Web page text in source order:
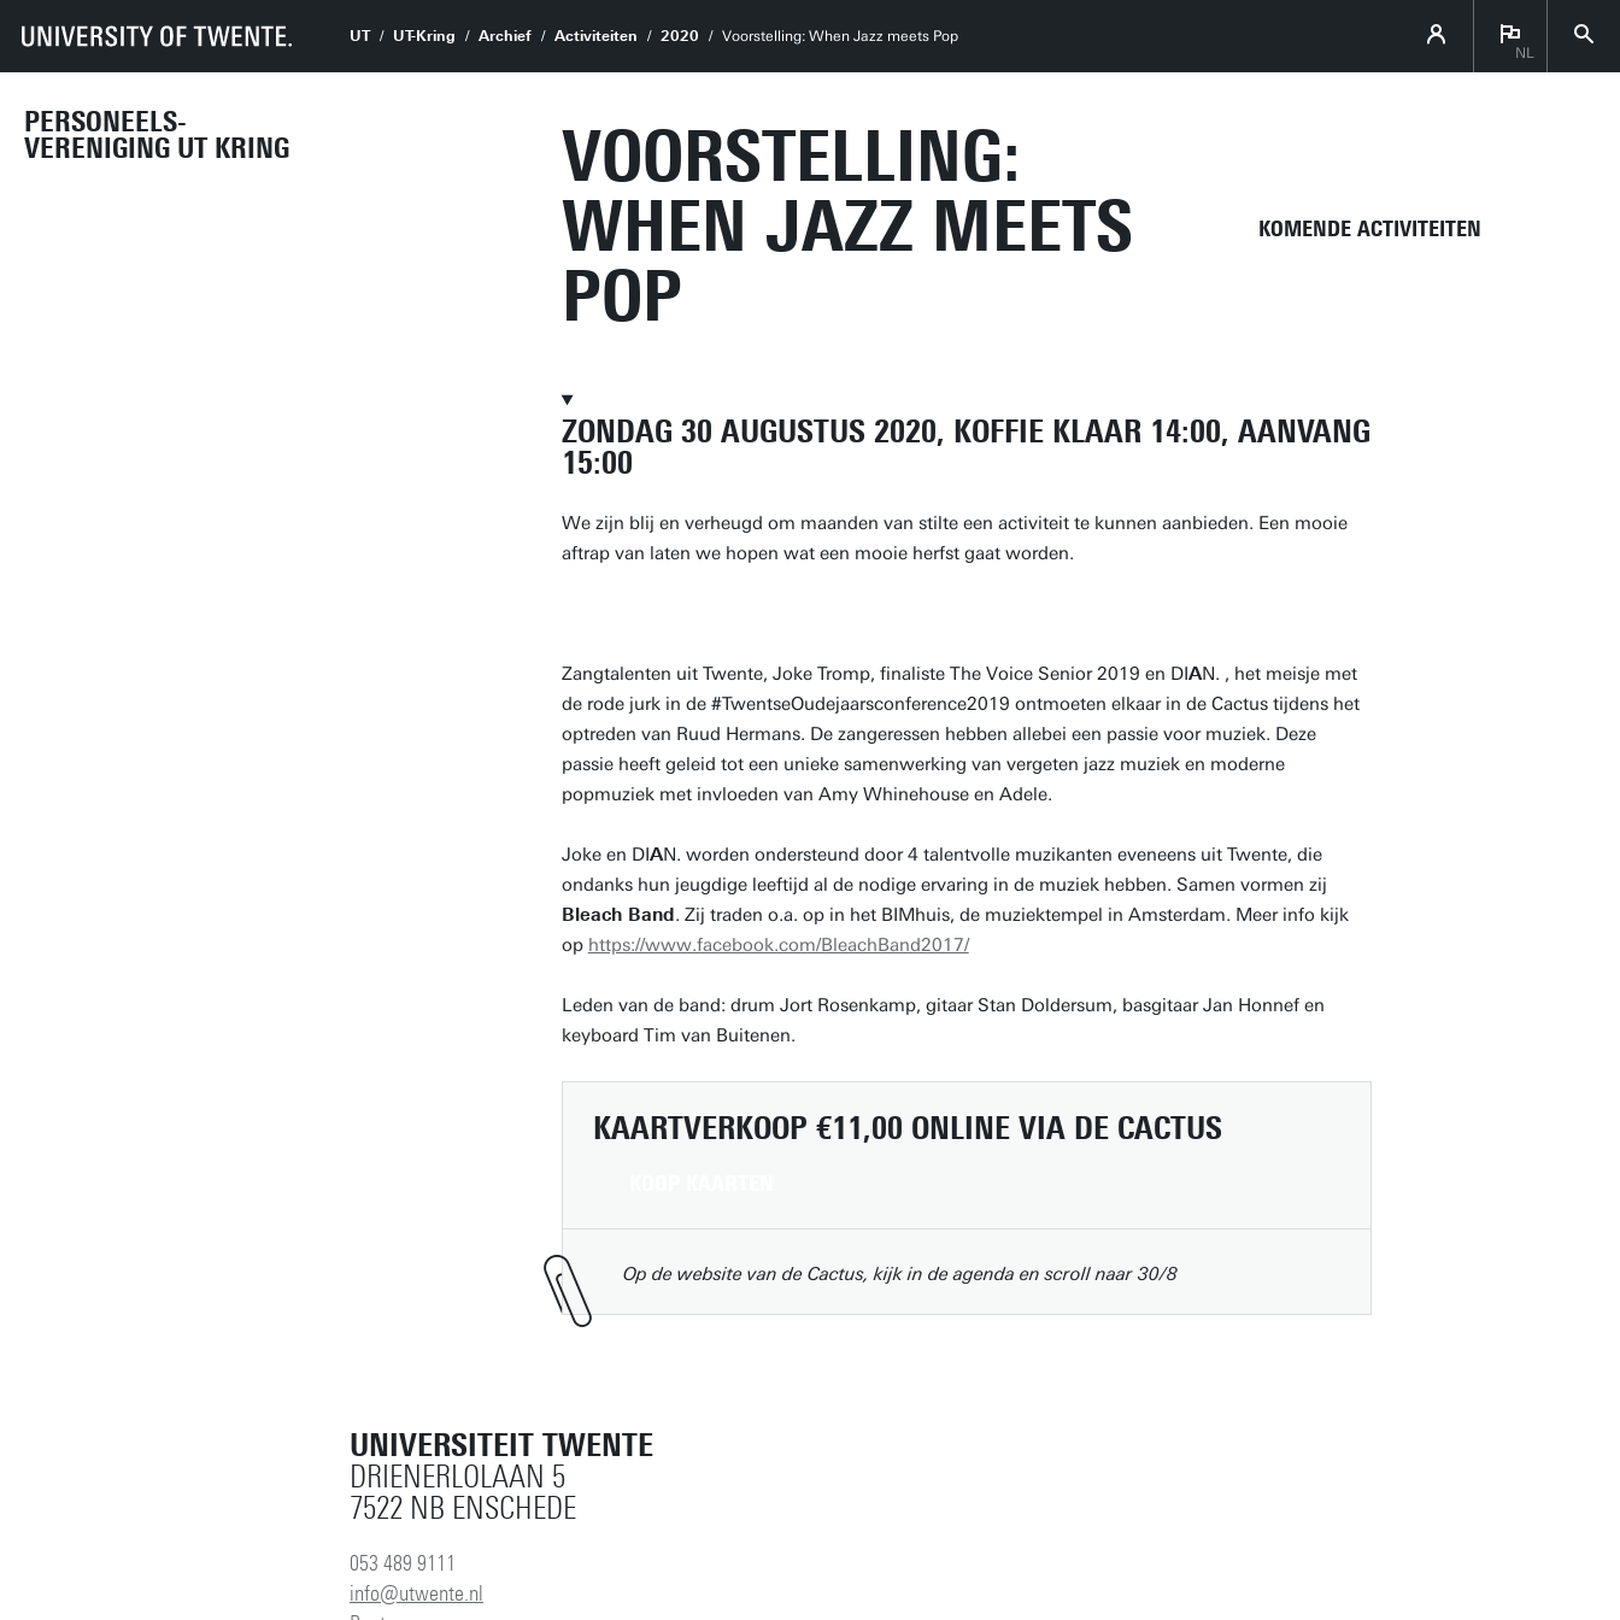
PERSONEELS-
VERENIGING UT KRING
UT UT-Kring Archief Activiteiten 2020
Voorstelling: When Jazz meets Pop
NL
VOORSTELLING:
WHEN JAZZ MEETS
POP
KOMENDE ACTIVITEITEN
ZONDAG 30 AUGUSTUS 2020, KOFFIE KLAAR 14:00, AANVANG
15:00
We zijn blij en verheugd om maanden van stilte een activiteit te kunnen aanbieden. Een mooie
aftrap van laten we hopen wat een mooie herfst gaat worden.
Zangtalenten uit Twente, Joke Tromp, finaliste The Voice Senior 2019 en DIAN. , het meisje met
de rode jurk in de #TwentseOudejaarsconference2019 ontmoeten elkaar in de Cactus tijdens het
optreden van Ruud Hermans. De zangeressen hebben allebei een passie voor muziek. Deze
passie heeft geleid tot een unieke samenwerking van vergeten jazz muziek en moderne
popmuziek met invloeden van Amy Whinehouse en Adele.
Joke en DIAN. worden ondersteund door 4 talentvolle muzikanten eveneens uit Twente, die
ondanks hun jeugdige leeftijd al de nodige ervaring in de muziek hebben. Samen vormen zij
Bleach Band. Zij traden o.a. op in het BIMhuis, de muziektempel in Amsterdam. Meer info kijk
op https://www.facebook.com/BleachBand2017/
Leden van de band: drum Jort Rosenkamp, gitaar Stan Doldersum, basgitaar Jan Honnef en
keyboard Tim van Buitenen.
KAARTVERKOOP €11,00 ONLINE VIA DE CACTUS
Op de website van de Cactus, kijk in de agenda en scroll naar 30/8
UNIVERSITEIT TWENTE
DRIENERLOLAAN 5
7522 NB ENSCHEDE
053 489 9111
info@utwente.nl